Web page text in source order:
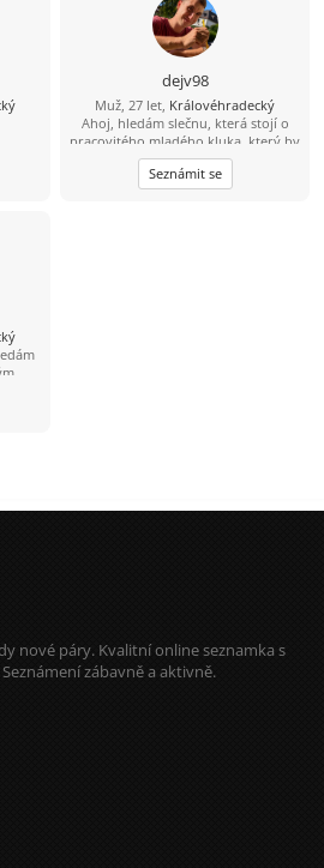
dejv98
Muž, 27 let, Královéhradecký
Ahoj, hledám slečnu, která stojí o
pracovitého mladého kluka, který by
rád poznal milou, pracovitou
polovičku, pracuji v zemědělství,
takže bych byl rád, kdyby tolerovala
Seznámit se
a
se
nové páry. Kvalitní online seznamka s
zábavně a aktivně.